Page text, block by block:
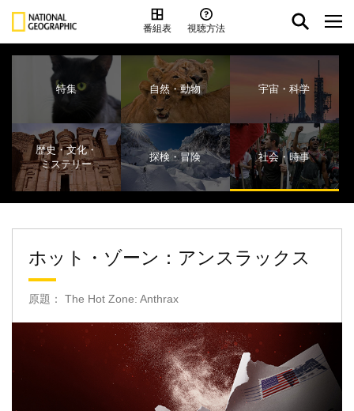
番組表 視聴方法
特集 自然・動物 宇宙・科学
歴史・文化・
ミステリー
探検・冒険 社会・時事
ホット・ゾーン：アンスラックス
原題： The Hot Zone: Anthrax